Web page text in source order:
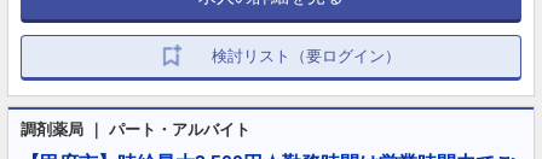
検討リスト（要ログイン）
調剤薬局 ｜ パート・アルバイト